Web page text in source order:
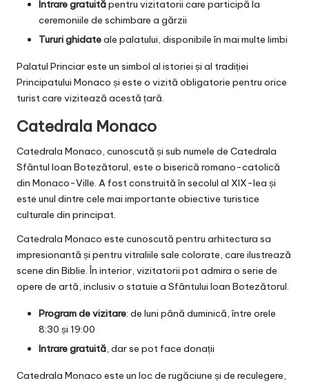
Intrare gratuităpentru vizitatorii care participă la
ceremoniile de schimbare a gărzii
Tururi ghidateale palatului, disponibile în mai multe limbi
Palatul Princiar este un simbol al istoriei și al tradiției
Principatului Monaco și este o vizită obligatorie pentru orice
turist care vizitează acestă țară.
Catedrala Monaco
Catedrala Monaco, cunoscută și sub numele de Catedrala
Sfântul Ioan Botezătorul, este o biserică romano-catolică
din Monaco-Ville. A fost construită în secolul al XIX-lea și
este unul dintre cele mai importante obiective turistice
culturale din principat.
Catedrala Monaco este cunoscută pentru arhitectura sa
impresionantă și pentru vitraliile sale colorate, care ilustrează
scene din Biblie. În interior, vizitatorii pot admira o serie de
opere de artă, inclusiv o statuie a Sfântului Ioan Botezătorul.
Program de vizitare: de luni până duminică, între orele
8:30 și 19:00
Intrare gratuită, dar se pot face donații
Catedrala Monaco este un loc de rugăciune și de reculegere,